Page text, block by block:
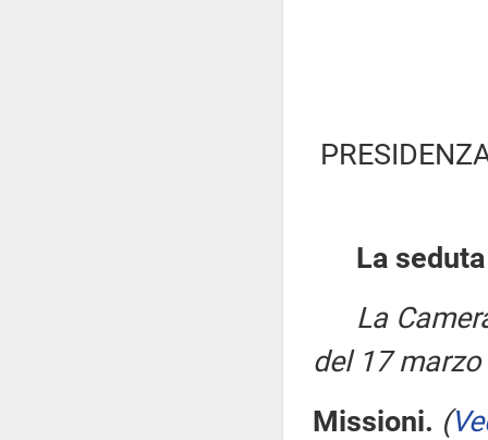
La
La
del 17
Missioni. (